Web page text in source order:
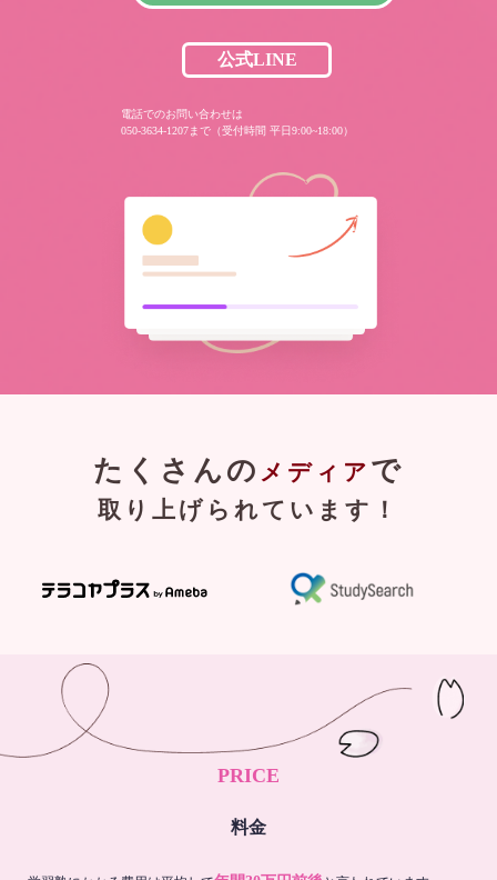
公式LINE
電話でのお問い合わせは
050-3634-1207まで（受付時間 平日9:00~18:00）
たくさんの メディア で
取り上げられています！
PRICE
料金